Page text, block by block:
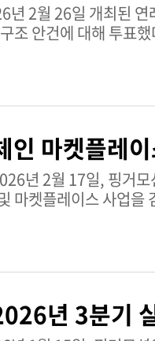
조 안건에 대해 투표
마켓플레
마켓플레이스 사업
년 3분기